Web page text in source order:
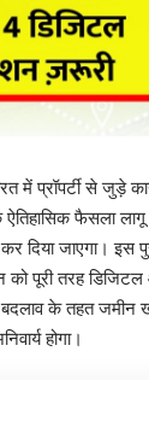
में प्रॉपर्टी से जुड़े
फैसला लागू
दिया जाएगा। इस
पूरी तरह डिजिटल
बदलाव के तहत
होगा।